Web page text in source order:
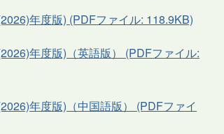
年度版) (PDFファイル: 118.9KB)
年度版)（英語版） (PDFファイル:
年度版)（中国語版） (PDFファイ